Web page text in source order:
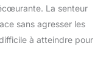
La senteur
sans agresser les
à atteindre pour